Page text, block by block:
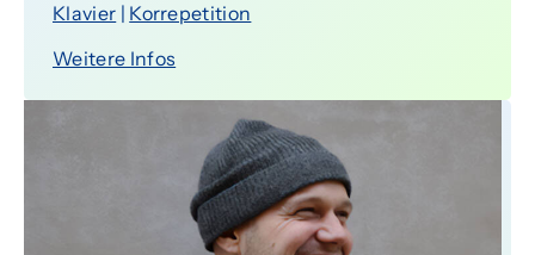
Klavier | Korrepetition
Weitere Infos